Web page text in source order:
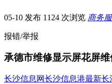
05-10 发布 1124 次浏览 商务
报错/举报
承德市维修显示屏花屏
长沙信息网长沙信息港最新长